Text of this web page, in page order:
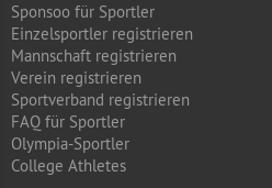
Sponsoo für Sportler
Einzelsportler registrieren
Mannschaft registrieren
Verein registrieren
Sportverband registrieren
FAQ für Sportler
Olympia-Sportler
College Athletes